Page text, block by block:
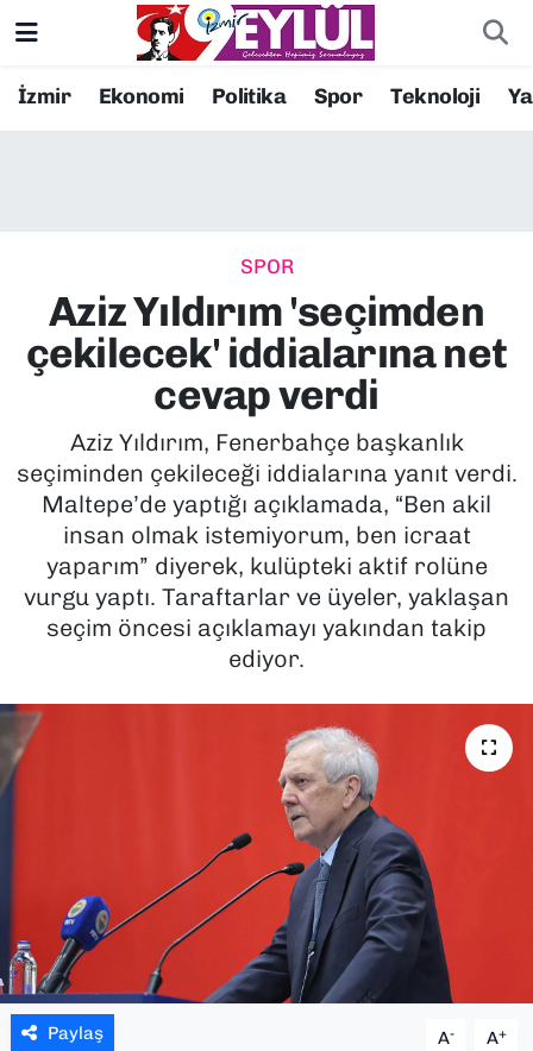
İzmir Ekonomi Politika Spor Teknoloji
SPOR
Aziz Yıldırım 'seçimden
çekilecek' iddialarına net
cevap verdi
Aziz Yıldırım, Fenerbahçe başkanlık
seçiminden çekileceği iddialarına yanıt verdi.
Maltepe’de yaptığı açıklamada, “Ben akil
insan olmak istemiyorum, ben icraat
yaparım” diyerek, kulüpteki aktif rolüne
vurgu yaptı. Taraftarlar ve üyeler, yaklaşan
seçim öncesi açıklamayı yakından takip
ediyor.
Paylaş A- A+
Resmi İlanlar
EKONOMİ
KÜLTÜR SANAT
MAGAZİN
POLİTİKA
SAĞLIK
SPOR
Konak Nöbetçi Eczaneler
Süper Lig Puan Durumu ve Fikstür
Tüm Manşetler
Son Dakika Haberleri
Haber Arşivi